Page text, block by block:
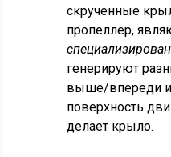
скрученные
пропеллер,
генерируют
выше/впереди и
поверхность
делает крыло.